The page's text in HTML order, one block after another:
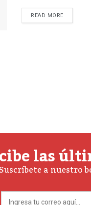
READ MORE
las
a nuestro